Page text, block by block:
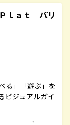
ｌａｔ パリ
る」「遊ぶ」を
ビジュアルガイ